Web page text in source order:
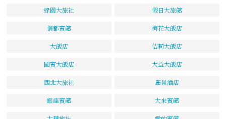
綠園大旅社 假日大旅館
儷都賓館 梅花大飯店
大飯店 佶莉大飯店
國賓大飯店 大益大飯店
西北大旅社 麗景酒店
銀座賓館 大來賓館